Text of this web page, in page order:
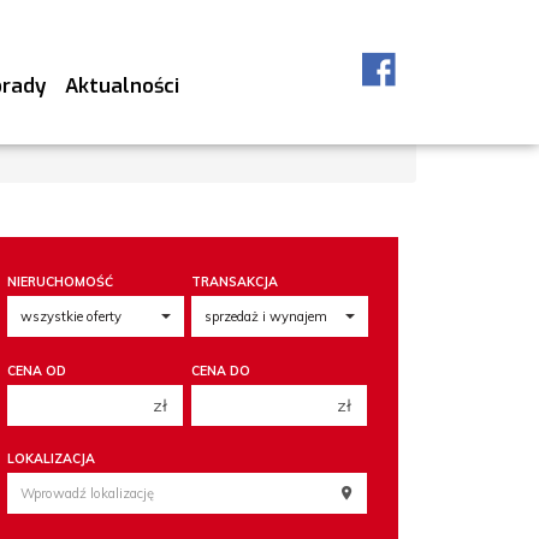
Aktualności
NIERUCHOMOŚĆ TRANSAKCJA
CENA OD
zł
200 000 zł
250 000 zł
CENA DO
zł
200 000 zł
250 000 zł
LOKALIZACJA